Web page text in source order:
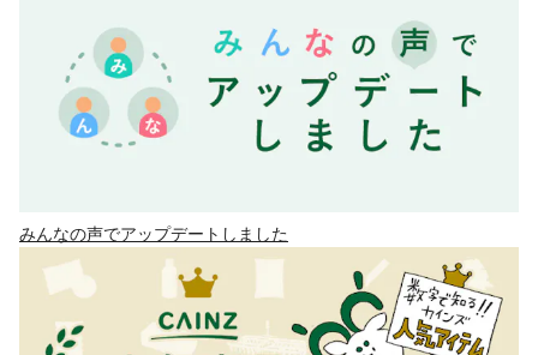
みんなの声でアップデートしました